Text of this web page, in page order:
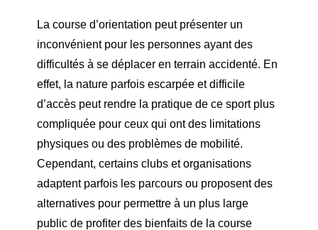
La course d’orientation peut présenter un
inconvénient pour les personnes ayant des
difficultés à se déplacer en terrain accidenté. En
effet, la nature parfois escarpée et difficile
d’accès peut rendre la pratique de ce sport plus
compliquée pour ceux qui ont des limitations
physiques ou des problèmes de mobilité.
Cependant, certains clubs et organisations
adaptent parfois les parcours ou proposent des
alternatives pour permettre à un plus large
public de profiter des bienfaits de la course